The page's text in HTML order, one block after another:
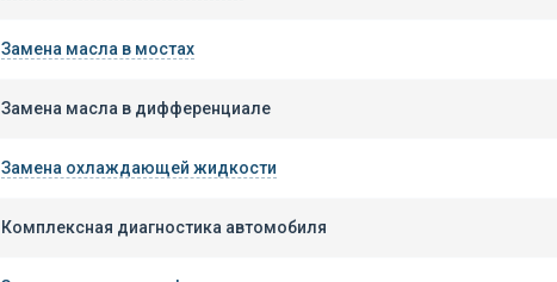
Замена масла в мостах
Замена масла в дифференциале
Замена охлаждающей жидкости
Комплексная диагностика автомобиля